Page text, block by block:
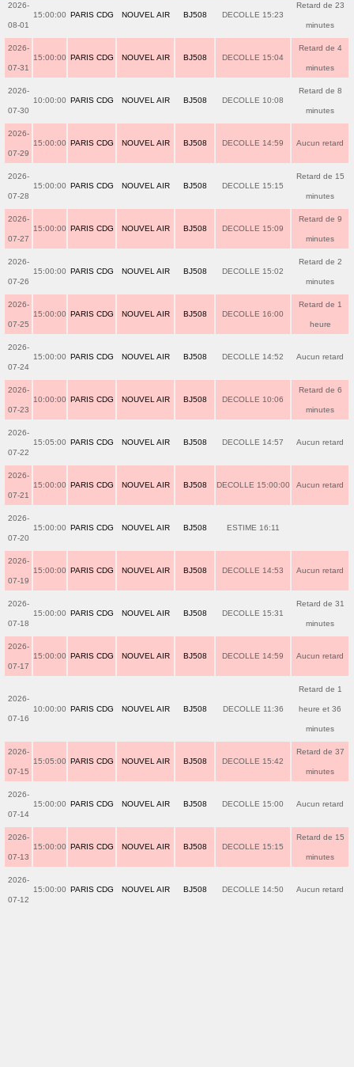
2026-
08-01
15:00:00 PARIS CDG NOUVEL AIR BJ508 DECOLLE 15:23
Retard de 23
minutes
2026-
07-31
15:00:00 PARIS CDG NOUVEL AIR BJ508 DECOLLE 15:04
Retard de 4
minutes
2026-
07-30
10:00:00 PARIS CDG NOUVEL AIR BJ508 DECOLLE 10:08
Retard de 8
minutes
2026-
07-29
15:00:00 PARIS CDG NOUVEL AIR BJ508 DECOLLE 14:59 Aucun retard
2026-
07-28
15:00:00 PARIS CDG NOUVEL AIR BJ508 DECOLLE 15:15
Retard de 15
minutes
2026-
07-27
15:00:00 PARIS CDG NOUVEL AIR BJ508 DECOLLE 15:09
Retard de 9
minutes
2026-
07-26
15:00:00 PARIS CDG NOUVEL AIR BJ508 DECOLLE 15:02
Retard de 2
minutes
2026-
07-25
15:00:00 PARIS CDG NOUVEL AIR BJ508 DECOLLE 16:00
Retard de 1
heure
2026-
07-24
15:00:00 PARIS CDG NOUVEL AIR BJ508 DECOLLE 14:52 Aucun retard
2026-
07-23
10:00:00 PARIS CDG NOUVEL AIR BJ508 DECOLLE 10:06
Retard de 6
minutes
2026-
07-22
15:05:00 PARIS CDG NOUVEL AIR BJ508 DECOLLE 14:57 Aucun retard
2026-
07-21
15:00:00 PARIS CDG NOUVEL AIR BJ508 DECOLLE 15:00:00 Aucun retard
2026-
07-20
15:00:00 PARIS CDG NOUVEL AIR BJ508 ESTIME 16:11
2026-
07-19
15:00:00 PARIS CDG NOUVEL AIR BJ508 DECOLLE 14:53 Aucun retard
2026-
07-18
15:00:00 PARIS CDG NOUVEL AIR BJ508 DECOLLE 15:31
Retard de 31
minutes
2026-
07-17
15:00:00 PARIS CDG NOUVEL AIR BJ508 DECOLLE 14:59 Aucun retard
2026-
07-16
10:00:00 PARIS CDG NOUVEL AIR BJ508 DECOLLE 11:36
Retard de 1
heure et 36
minutes
2026-
07-15
15:05:00 PARIS CDG NOUVEL AIR BJ508 DECOLLE 15:42
Retard de 37
minutes
2026-
07-14
15:00:00 PARIS CDG NOUVEL AIR BJ508 DECOLLE 15:00 Aucun retard
2026-
07-13
15:00:00 PARIS CDG NOUVEL AIR BJ508 DECOLLE 15:15
Retard de 15
minutes
2026-
07-12
15:00:00 PARIS CDG NOUVEL AIR BJ508 DECOLLE 14:50 Aucun retard